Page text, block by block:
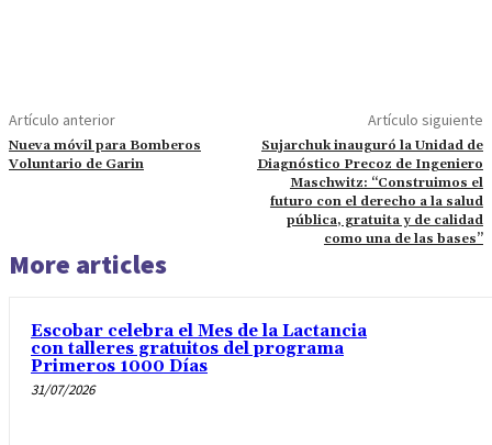
Artículo anterior
Nueva móvil para Bomberos
Voluntario de Garin
Artículo siguiente
Sujarchuk inauguró la Unidad de
Diagnóstico Precoz de Ingeniero
Maschwitz: “Construimos el
futuro con el derecho a la salud
pública, gratuita y de calidad
como una de las bases”
More articles
Escobar celebra el Mes de la Lactancia
con talleres gratuitos del programa
Primeros 1000 Días
31/07/2026